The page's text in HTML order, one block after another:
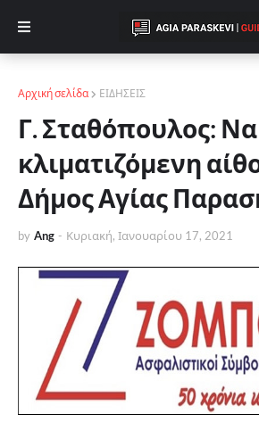
Αρχική σελίδα ΕΙΔΗΣΕΙΣ
Γ. Σταθόπουλος: Να
κλιματιζόμενη
Δήμος Αγίας
by Ang - Κυριακή, Ιανουαρίου 17, 2021